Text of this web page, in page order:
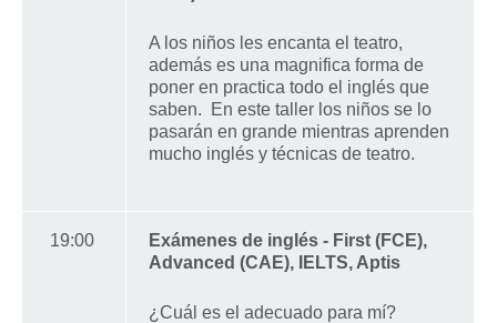
A los niños les encanta el teatro,
además es una magnifica forma de
poner en practica todo el inglés que
saben. En este taller los niños se lo
pasarán en grande mientras aprenden
mucho inglés y técnicas de teatro.
19:00
Exámenes de inglés - First (FCE),
Advanced (CAE), IELTS, Aptis
¿Cuál es el adecuado para mí?